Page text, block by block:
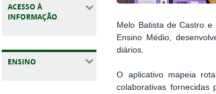
ACESSO À
INFORMAÇÃO
ENSINO
Melo Batista de Castro
Ensino Médio,
diários.
O aplicativo mapeia
colaborativas fornecidas